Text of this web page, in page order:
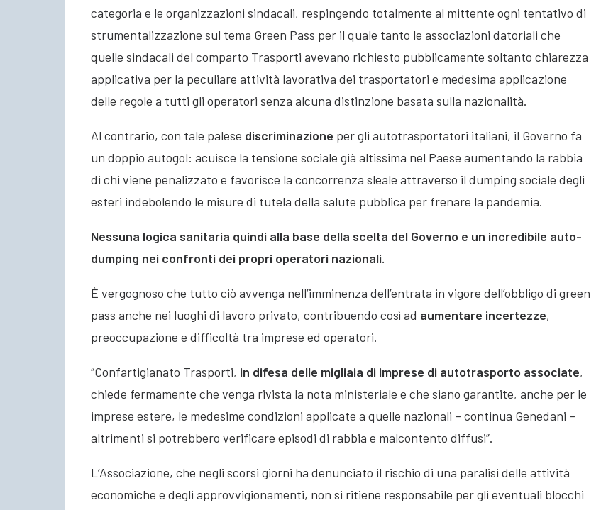
categoria e le organizzazioni sindacali, respingendo totalmente al mittente ogni tentativo di
strumentalizzazione sul tema Green Pass per il quale tanto le associazioni datoriali che
quelle sindacali del comparto Trasporti avevano richiesto pubblicamente soltanto chiarezza
applicativa per la peculiare attività lavorativa dei trasportatori e medesima applicazione
delle regole a tutti gli operatori senza alcuna distinzione basata sulla nazionalità.
Al contrario, con tale palese discriminazione per gli autotrasportatori italiani, il Governo fa
un doppio autogol: acuisce la tensione sociale già altissima nel Paese aumentando la rabbia
di chi viene penalizzato e favorisce la concorrenza sleale attraverso il dumping sociale degli
esteri indebolendo le misure di tutela della salute pubblica per frenare la pandemia.
Nessuna logica sanitaria quindi alla base della scelta del Governo e un incredibile auto-
dumping nei confronti dei propri operatori nazionali.
È vergognoso che tutto ciò avvenga nell’imminenza dell’entrata in vigore dell’obbligo di green
pass anche nei luoghi di lavoro privato, contribuendo così ad aumentare incertezze,
preoccupazione e difficoltà tra imprese ed operatori.
“Confartigianato Trasporti, in difesa delle migliaia di imprese di autotrasporto associate,
chiede fermamente che venga rivista la nota ministeriale e che siano garantite, anche per le
imprese estere, le medesime condizioni applicate a quelle nazionali – continua Genedani –
altrimenti si potrebbero verificare episodi di rabbia e malcontento diffusi”.
L’Associazione, che negli scorsi giorni ha denunciato il rischio di una paralisi delle attività
economiche e degli approvvigionamenti, non si ritiene responsabile per gli eventuali blocchi